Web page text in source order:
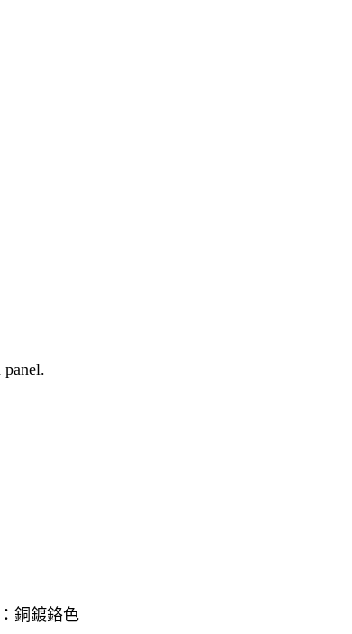
panel.
銅鍍鉻色